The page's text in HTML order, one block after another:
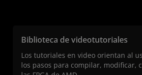
Biblioteca de videotutoriales
Los tutoriales en video orientan al
los pasos para compilar, modificar,